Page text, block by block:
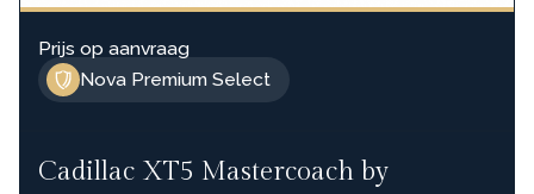
Nova Premium Select
Prijs op aanvraag
Cadillac XT5 Mastercoach by